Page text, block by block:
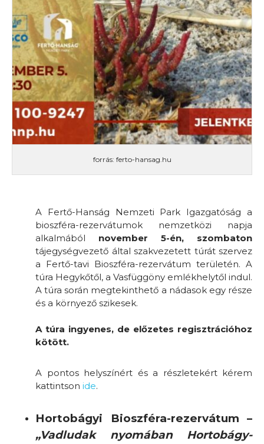
forrás: ferto-hansag.hu
A Fertő-Hanság Nemzeti Park Igazgatóság a
bioszféra-rezervátumok nemzetközi napja
alkalmából november 5-én, szombaton
tájegységvezető által szakvezetett túrát szervez
a Fertő-tavi Bioszféra-rezervátum területén. A
túra Hegykőtől, a Vasfüggöny emlékhelytől indul.
A túra során megtekinthető a nádasok egy része
és a környező szikesek.
A túra ingyenes, de előzetes regisztrációhoz
kötött.
A pontos helyszínért és a részletekért kérem
kattintson ide.
Hortobágyi Bioszféra-rezervátum –
„Vadludak nyomában Hortobágy-